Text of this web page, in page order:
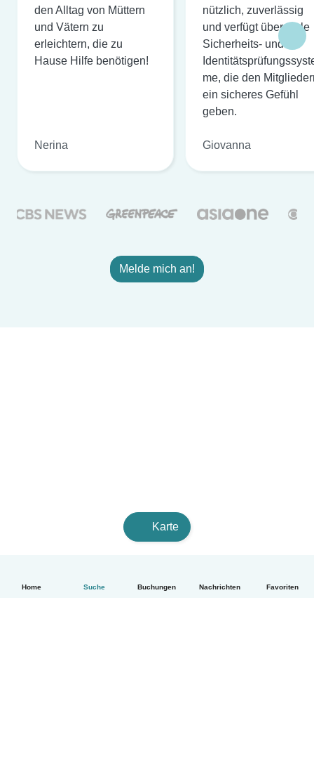
Home Suche Buchungen Nachrichten Favoriten
den Alltag von Müttern
und Vätern zu
erleichtern, die zu
Hause Hilfe benötigen!
Nerina
nützlich, zuverlässig
und verfügt über viele
Sicherheits- und
me, die den
ein sicheres Gefühl
geben.
Giovanna
Melde mich an!
Karte